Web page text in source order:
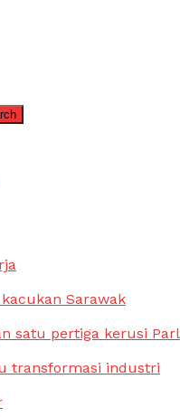
Sarawak
satu pertiga kerusi
transformasi industri